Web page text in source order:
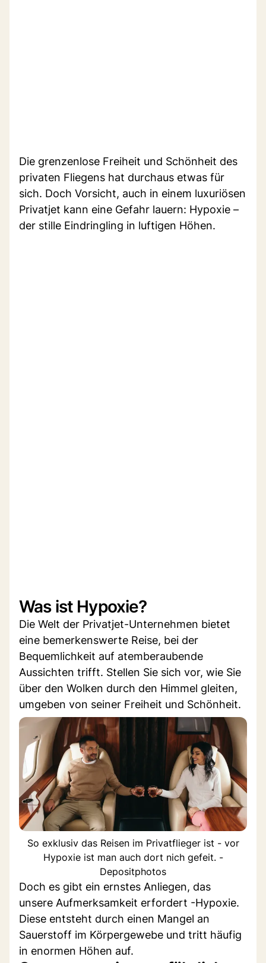
Die grenzenlose Freiheit und Schönheit des
privaten Fliegens hat durchaus etwas für
sich. Doch Vorsicht, auch in einem luxuriösen
Privatjet kann eine Gefahr lauern: Hypoxie –
der stille Eindringling in luftigen Höhen.
Was ist Hypoxie?
Die Welt der Privatjet-Unternehmen bietet
eine bemerkenswerte Reise, bei der
Bequemlichkeit auf atemberaubende
Aussichten trifft. Stellen Sie sich vor, wie Sie
über den Wolken durch den Himmel gleiten,
umgeben von seiner Freiheit und Schönheit.
So exklusiv das Reisen im Privatflieger ist - vor
Hypoxie ist man auch dort nich gefeit. -
Depositphotos
Doch es gibt ein ernstes Anliegen, das
unsere Aufmerksamkeit erfordert -Hypoxie.
Diese entsteht durch einen Mangel an
Sauerstoff im Körpergewebe und tritt häufig
in enormen Höhen auf.